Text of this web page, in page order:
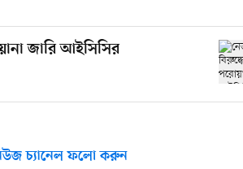
জারি আইসিসির
চ্যানেল ফলো করুন